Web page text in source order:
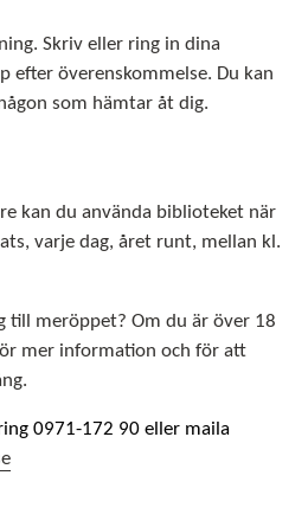
Skriv eller ring in dina
efter överenskommelse. Du kan
som hämtar åt dig.
kan du använda biblioteket när
varje dag, året runt, mellan kl.
till meröppet? Om du är över 18
mer information och för att
0971-172 90 eller maila